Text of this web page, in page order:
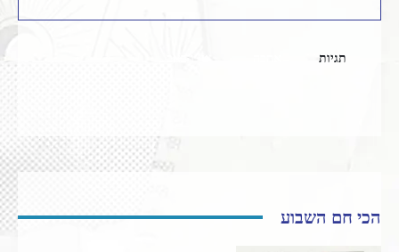
הכי חם השבוע
תגיות